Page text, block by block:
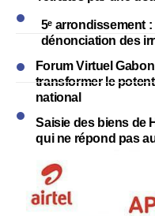
5ᵉ arrondissement
dénonciation des
Forum Virtuel
transformer le
national
Saisie des biens de
qui ne répond pas